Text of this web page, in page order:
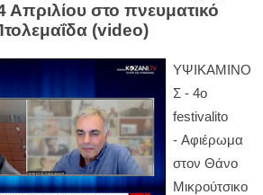
στο πνευματικό
(video)
ΥΨΙΚΑΜΙΝΟ
Σ - 4ο
festivalito
- Αφιέρωμα
στον Θάνο
Μικρούτσικο